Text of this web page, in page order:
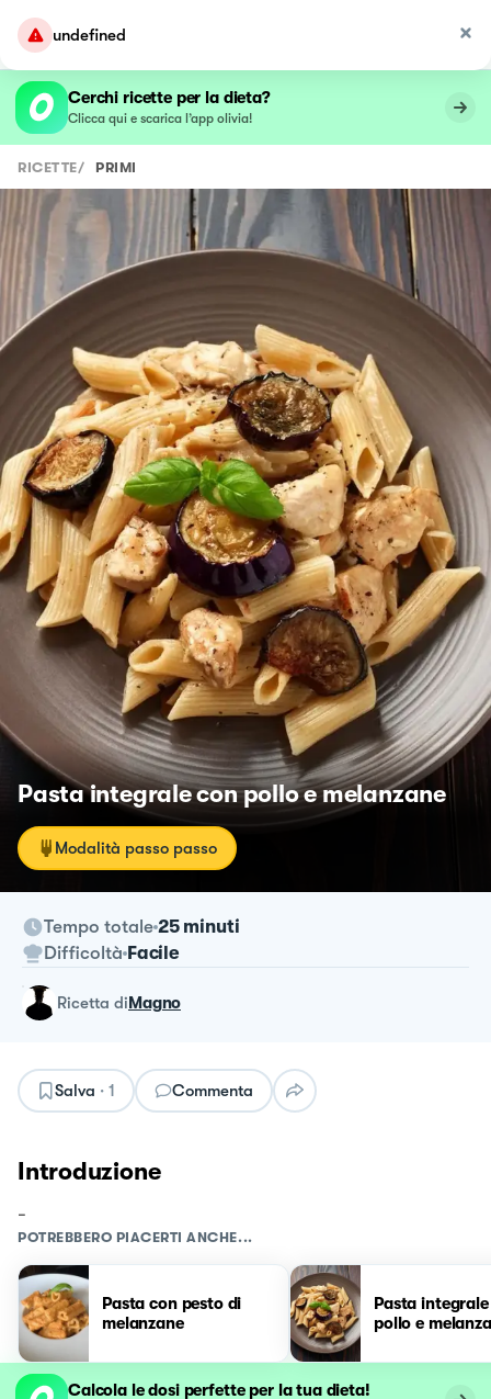
undefined
Cerchi ricette per la dieta?
Clicca qui e scarica l’app olivia!
RICETTE/ PRIMI
Pasta integrale con pollo e melanzane
Modalità passo passo
Tempo totale 25 minuti
Difficoltà Facile
ricetta diMagno
Salva · 1 Commenta
Introduzione
-
POTREBBERO PIACERTI ANCHE...
Pasta con pesto di
melanzane
Pasta
pollo e
Calcola le dosi perfette per la tua dieta!